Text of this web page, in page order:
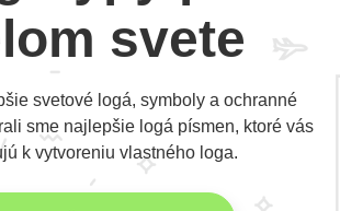
svete
svetové logá, symboly a ochranné
sme najlepšie logá písmen, ktoré vás
k vytvoreniu vlastného loga.